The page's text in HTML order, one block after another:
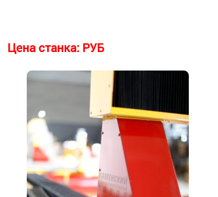
Цена станка: РУБ